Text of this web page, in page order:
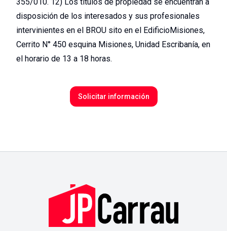
disposición de los interesados y sus profesionales
intervinientes en el BROU sito en el EdificioMisiones,
Cerrito N° 450 esquina Misiones, Unidad Escribanía, en
el horario de 13 a 18 horas.
Solicitar información